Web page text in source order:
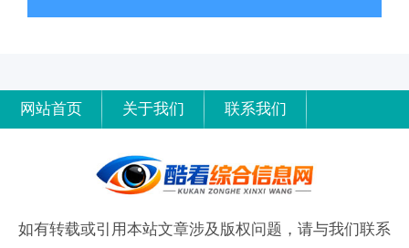
网站首页 关于我们 联系我们
如有转载或引用本站文章涉及版权问题，请与我们联系